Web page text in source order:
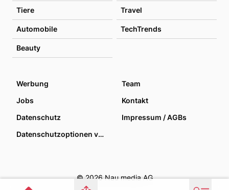
Tiere Travel
Automobile TechTrends
Beauty
Werbung
Team
Jobs
Kontakt
Datenschutz
Impressum / AGBs
Datenschutzoptionen verwalten
© 2026 Nau media AG